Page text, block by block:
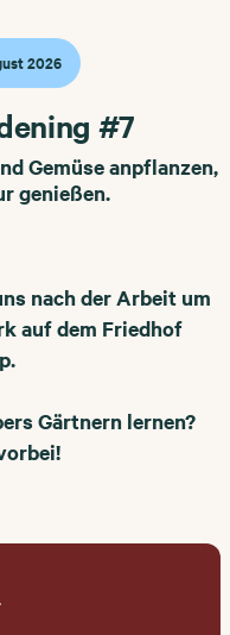
2026
#7
Gemüse anpflanzen,
genießen.
nach der Arbeit um
auf dem Friedhof
Gärtnern lernen?